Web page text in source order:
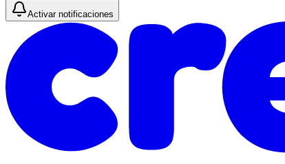
Activar notificaciones